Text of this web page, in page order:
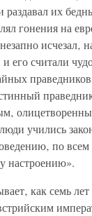
раздавал их
гонения на
исчезал‚
его считали
учились
по
настроению».
как семь